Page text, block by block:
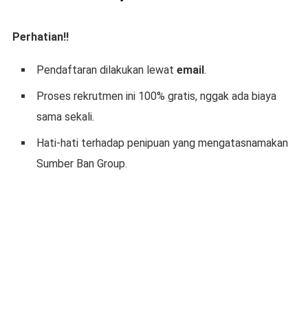
Perhatian!!
Pendaftaran dilakukan lewat email.
Proses rekrutmen ini 100% gratis, nggak ada biaya
sama sekali.
Hati-hati terhadap penipuan yang mengatasnamakan
Sumber Ban Group.